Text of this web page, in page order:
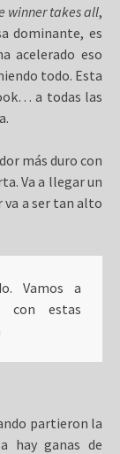
winner takes all,
dominante, es
acelerado eso
todo. Esta
a todas las
más duro con
Va a llegar un
va a ser tan alto
Vamos a
con estas
partieron la
hay ganas de